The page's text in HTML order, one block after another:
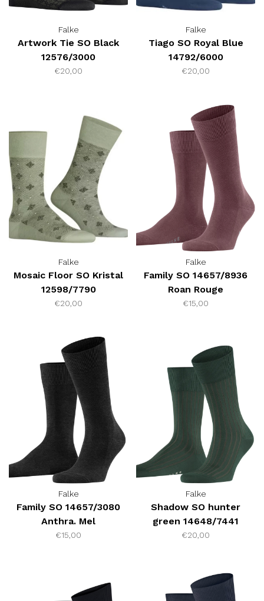
Falke
Artwork Tie SO Black
12576/3000
€20,00
Falke
Tiago SO Royal Blue
14792/6000
€20,00
Falke
Mosaic Floor SO Kristal
12598/7790
€20,00
Falke
Family SO 14657/8936
Roan Rouge
€15,00
Falke
Family SO 14657/3080
Anthra. Mel
€15,00
Falke
Shadow SO hunter
green 14648/7441
€20,00